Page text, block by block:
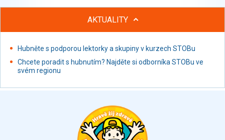
Proteinové výrobky, doplňky stravy
Nápoje alkoholické
Restaurace, jídelny, hotová jídla
Fastfood
Studená kuchyně, lahůdkářské výrobky
AKTUALITY
Hubněte s podporou lektorky a skupiny v kurzech STOBu
Chcete poradit s hubnutím? Najděte si odborníka STOBu ve
svém regionu